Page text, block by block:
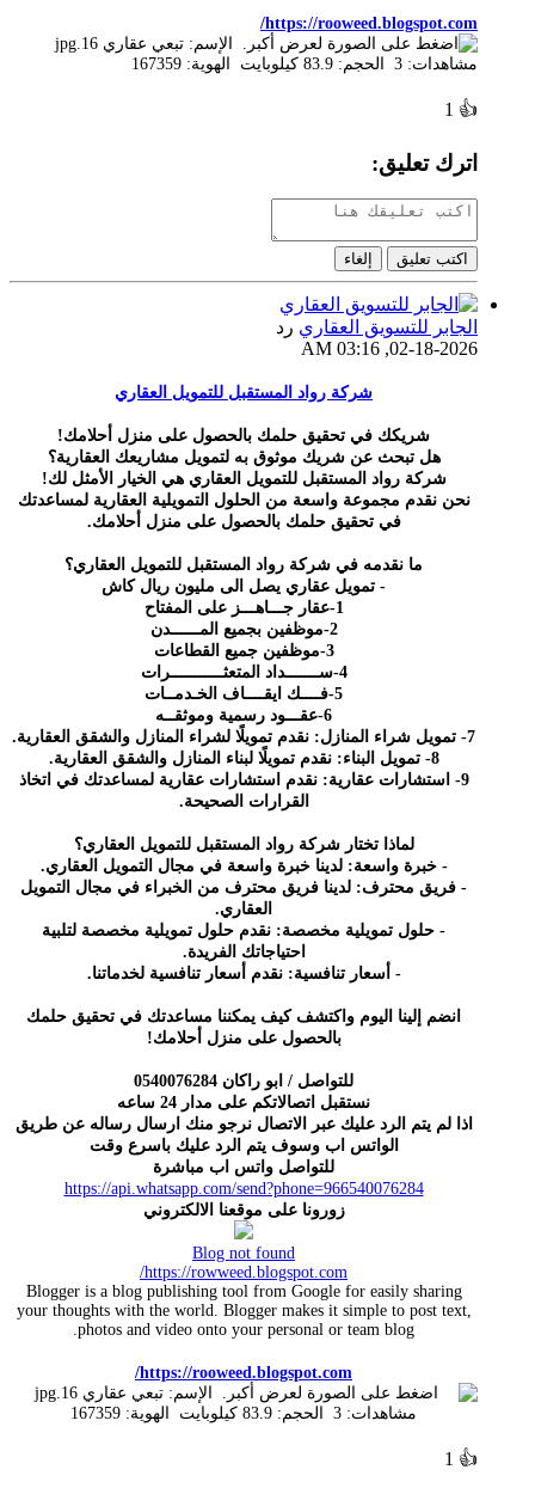
https://rooweed.blogspot.com/
👍
1
اترك تعليق:
اكتب تعليق إلغاء
الجابر للتسويق العقاري رد
02-18-2026, 03:16 AM
شركة رواد المستقبل للتمويل العقاري
شريكك في تحقيق حلمك بالحصول على منزل أحلامك!
هل تبحث عن شريك موثوق به لتمويل مشاريعك العقارية؟
شركة رواد المستقبل للتمويل العقاري هي الخيار الأمثل لك!
نحن نقدم مجموعة واسعة من الحلول التمويلية العقارية لمساعدتك
في تحقيق حلمك بالحصول على منزل أحلامك.
ما نقدمه في شركة رواد المستقبل للتمويل العقاري؟
- تمويل عقاري يصل الى مليون ريال كاش
1-عقار جـــاهـــز على المفتاح
2-موظفين بجميع المــــــدن
3-موظفين جميع القطاعات
4-ســـــــداد المتعثـــــــــــرات
5-فــــك ايقــــاف الخـدمــات
6-عقـــود رسمية وموثقــه
7- تمويل شراء المنازل: نقدم تمويلًا لشراء المنازل والشقق العقارية.
8- تمويل البناء: نقدم تمويلًا لبناء المنازل والشقق العقارية.
9- استشارات عقارية: نقدم استشارات عقارية لمساعدتك في اتخاذ
القرارات الصحيحة.
لماذا تختار شركة رواد المستقبل للتمويل العقاري؟
- خبرة واسعة: لدينا خبرة واسعة في مجال التمويل العقاري.
- فريق محترف: لدينا فريق محترف من الخبراء في مجال التمويل
العقاري.
- حلول تمويلية مخصصة: نقدم حلول تمويلية مخصصة لتلبية
احتياجاتك الفريدة.
- أسعار تنافسية: نقدم أسعار تنافسية لخدماتنا.
انضم إلينا اليوم واكتشف كيف يمكننا مساعدتك في تحقيق حلمك
بالحصول على منزل أحلامك!
للتواصل / ابو راكان 0540076284
نستقبل اتصالاتكم على مدار 24 ساعه
اذا لم يتم الرد عليك عبر الاتصال نرجو منك ارسال رساله عن طريق
الواتس اب وسوف يتم الرد عليك باسرع وقت
للتواصل واتس اب مباشرة
https://api.whatsapp.com/send?phone=966540076284
زورونا على موقعنا الالكتروني
Blog not found
https://rowweed.blogspot.com/
Blogger is a blog publishing tool from Google for easily sharing
your thoughts with the world. Blogger makes it simple to post text,
photos and video onto your personal or team blog.
https://rooweed.blogspot.com/
👍
1